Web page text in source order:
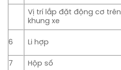
Vị trí lắp đặt động cơ trên
khung xe
6 Li hợp
7 Hộp số